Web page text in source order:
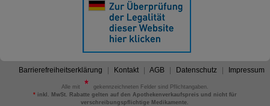
Barrierefreiheitserklärung Kontakt AGB Datenschutz Impressum
Alle mit
gekennzeichneten Felder sind Pflichtangaben.
*inkl. MwSt. Rabatte gelten auf den Apothekenverkaufspreis und nicht für
verschreibungspflichtige Medikamente.